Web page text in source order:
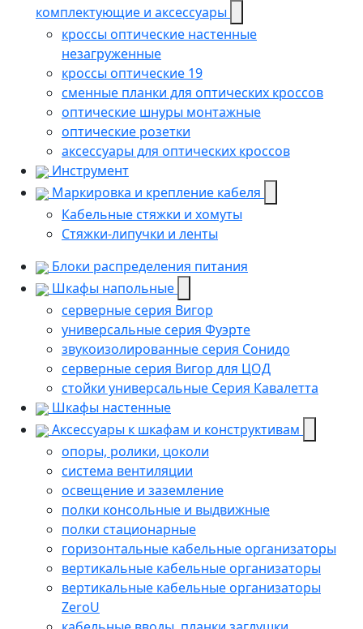
комплектующие и аксессуары
кроссы оптические настенные
незагруженные
кроссы оптические 19
сменные планки для оптических кроссов
оптические шнуры монтажные
оптические розетки
аксессуары для оптических кроссов
Инструмент
Маркировка и крепление кабеля
Кабельные стяжки и хомуты
Стяжки-липучки и ленты
Блоки распределения питания
Шкафы напольные
серверные серия Вигор
универсальные серия Фуэрте
звукоизолированные серия Сонидо
серверные серия Вигор для ЦОД
стойки универсальные Серия Кавалетта
Шкафы настенные
Аксессуары к шкафам и конструктивам
опоры, ролики, цоколи
cистема вентиляции
освещение и заземление
полки консольные и выдвижные
полки стационарные
горизонтальные кабельные организаторы
вертикальные кабельные организаторы
вертикальные кабельные организаторы
ZeroU